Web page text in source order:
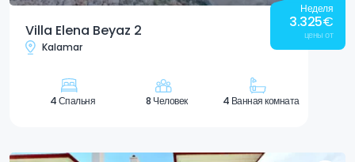
Villa Elena Beyaz 2
Kalamar
Неделя
3.325€
цены от
4 Спальня 8 Человек 4 Ванная комната